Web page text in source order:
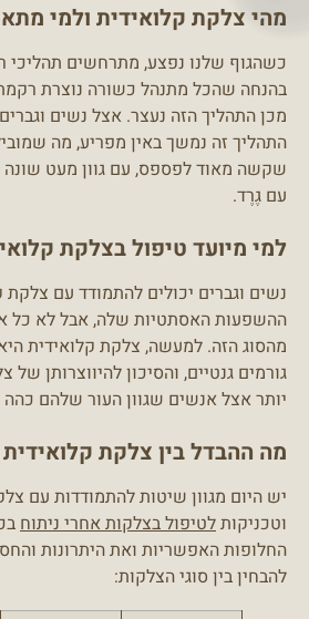
מהי צלקת קלואידית ולמי
כשהגוף שלנו נפצע, מתרחשים תהליכי
בהנחה שהכל מתנהל כשורה נוצרת רקמת
מכן התהליך הזה נעצר. אצל נשים
התהליך זה נמשך באין מפריע, מה
שקשה מאוד לפספס, עם גוון מעט שונה
עם גֶרֶד.
למי מיועד טיפול בצלקת
נשים וגברים יכולים להתמודד עם צלקת
ההשפעות האסתטיות שלה, אבל לא כל
מהסוג הזה. למעשה, צלקת קלואידית
גורמים גנטיים, והסיכון להיווצרותן של
יותר אצל אנשים שגוון העור שלהם כהה
מה ההבדל בין צלקת
יש היום מגוון שיטות להתמודדות עם
וטכניקותלטיפול בצלקות אחרי ניתוח
החלופות האפשריות ואת היתרונות
להבחין בין סוגי הצלקות: